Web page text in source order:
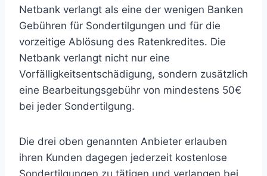
Netbank verlangt als eine der wenigen Banken
Gebühren für Sondertilgungen und für die
vorzeitige Ablösung des Ratenkredites. Die
Netbank verlangt nicht nur eine
Vorfälligkeitsentschädigung, sondern zusätzlich
eine Bearbeitungsgebühr von mindestens 50€
bei jeder Sondertilgung.
Die drei oben genannten Anbieter erlauben
ihren Kunden dagegen jederzeit kostenlose
Sondertilgungen zu tätigen und verlangen bei